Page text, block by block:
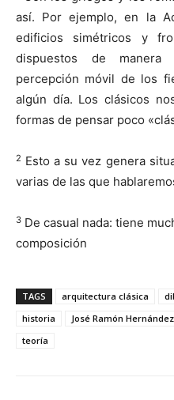
así. Por ejemplo, en la
edificios simétricos y
dispuestos de
percepción móvil de los
algún día. Los clásicos
formas de pensar poco
2 Esto a su vez genera
varias de las que
3 De casual nada: tiene
composición
TAGS arquitectura clásica
historia
José Ramón
teoría